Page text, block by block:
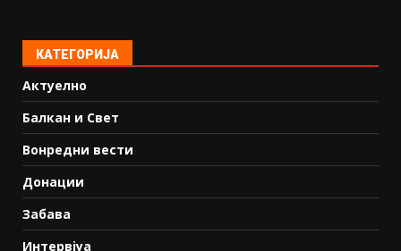
КАТЕГОРИЈА
Актуелно
Балкан и Свет
Вонредни вести
Донации
Забава
Интервјуа